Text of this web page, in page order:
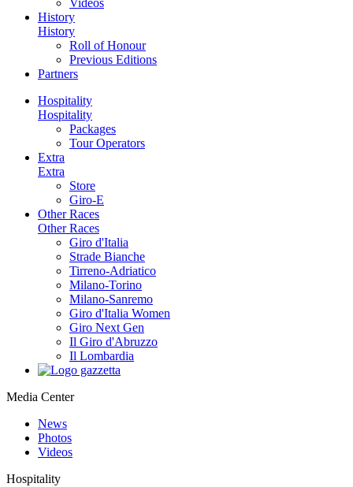
History
History
Roll of Honour
Previous Editions
Partners
Hospitality
Hospitality
Packages
Tour Operators
Extra
Extra
Store
Giro-E
Other Races
Other Races
Giro d'Italia
Strade Bianche
Tirreno-Adriatico
Milano-Torino
Milano-Sanremo
Giro d'Italia Women
Giro Next Gen
Il Giro d'Abruzzo
Il Lombardia
Media Center
News
Photos
Videos
Hospitality